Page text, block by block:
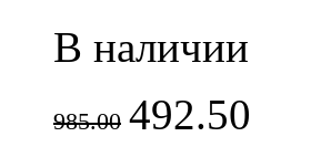
В наличии
985.00 492.50